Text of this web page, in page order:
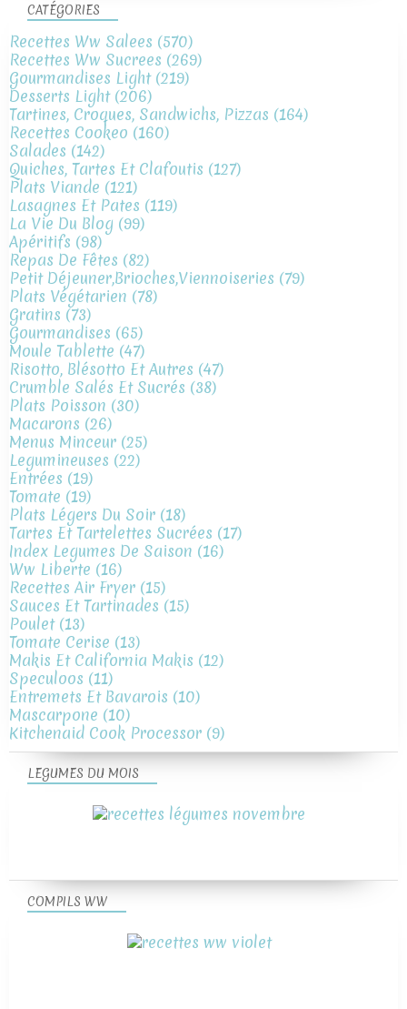
CATÉGORIES
Recettes Ww Salees (570)
Recettes Ww Sucrees (269)
Gourmandises Light(219)
Desserts Light(206)
Tartines, Croques, Sandwichs, Pizzas (164)
Recettes Cookeo (160)
Salades (142)
Quiches, Tartes Et Clafoutis (127)
Plats Viande (121)
Lasagnes Et Pates (119)
La Vie Du Blog (99)
Apéritifs (98)
Repas De Fêtes (82)
Petit Déjeuner,brioches,viennoiseries (79)
Plats Végétarien (78)
Gratins (73)
Gourmandises (65)
Moule Tablette (47)
Risotto, Blésotto Et Autres (47)
Crumble Salés Et Sucrés (38)
Plats Poisson (30)
Macarons (26)
Menus Minceur (25)
Legumineuses (22)
Entrées (19)
Tomate (19)
Plats Légers Du Soir (18)
Tartes Et Tartelettes Sucrées (17)
Index Legumes De Saison (16)
Ww Liberte (16)
Recettes Air Fryer (15)
Sauces Et Tartinades (15)
Poulet(13)
Tomate Cerise (13)
Makis Et California Makis (12)
Speculoos (11)
Entremets Et Bavarois (10)
Mascarpone (10)
Kitchenaid Cook Processor (9)
LEGUMES DU MOIS
COMPILS WW